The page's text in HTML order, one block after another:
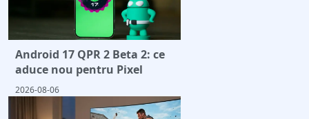
Android 17 QPR 2 Beta 2: ce
aduce nou pentru Pixel
2026-08-06